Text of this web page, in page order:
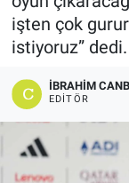
işten çok
istiyoruz” dedi.
İBRAHIM
EDITÖR
Eğitim
Kültür
Bilim ve
Haber Arşivi